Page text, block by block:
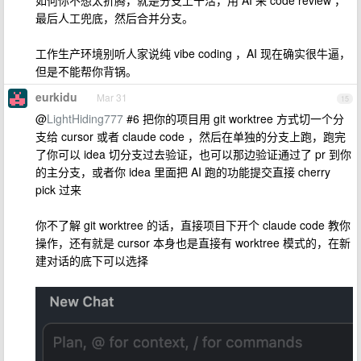
最后人工兜底，然后合并分支。
工作生产环境别听人家说纯 vibe coding ，AI 现在确实很牛逼，
但是不能帮你背锅。
15
eurkidu Mar 31
@LightHiding777 #6 把你的项目用 git worktree 方式切一个分
支给 cursor 或者 claude code ，然后在单独的分支上跑，跑完
了你可以 idea 切分支过去验证，也可以那边验证通过了 pr 到你
的主分支，或者你 idea 里面把 AI 跑的功能提交直接 cherry
pick 过来
你不了解 git worktree 的话，直接项目下开个 claude code 教你
操作，还有就是 cursor 本身也是直接有 worktree 模式的，在新
建对话的底下可以选择